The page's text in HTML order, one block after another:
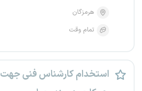
هرمزگان
تمام وقت
استخدام کارشناس فنی جهت